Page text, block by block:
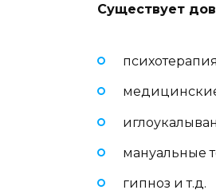
Существует
мануальные
гипноз и т.д.